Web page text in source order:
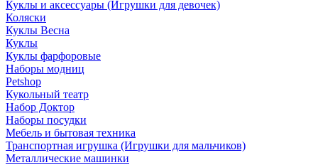
Куклы и аксессуары (Игрушки для девочек)
Коляски
Куклы Весна
Куклы
Куклы фарфоровые
Наборы модниц
Petshop
Кукольный театр
Набор Доктор
Наборы посудки
Мебель и бытовая техника
Транспортная игрушка (Игрушки для мальчиков)
Металлические машинки